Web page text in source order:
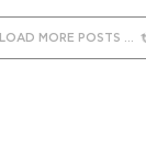
LOAD MORE POSTS